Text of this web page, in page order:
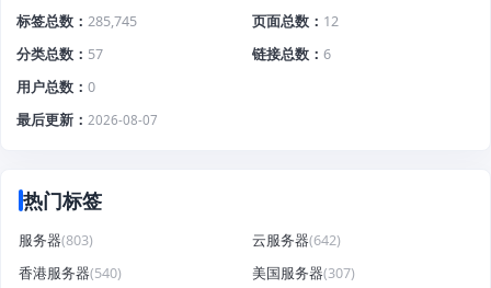
标签总数
285,745 页面总数
12
分类总数
57 链接总数
6
用户总数
0
最后更新
2026-08-07
热门标签
服务器(803) 云服务器(642)
香港服务器(540) 美国服务器(307)